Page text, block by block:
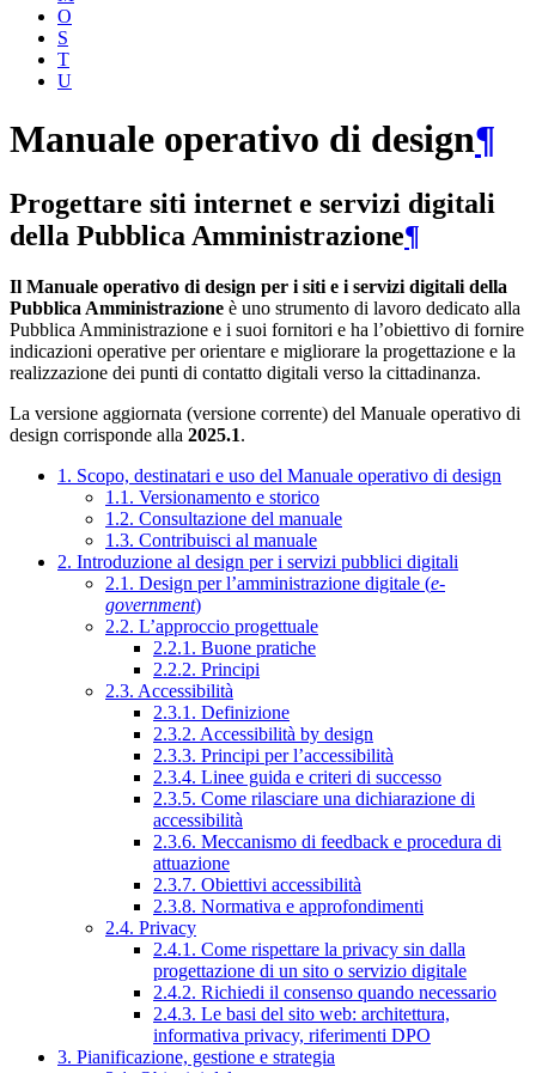
O
S
T
U
Manuale operativo di design¶
Progettare siti internet e servizi digitali
della Pubblica Amministrazione¶
Il Manuale operativo di design per i siti e i servizi digitali della
Pubblica Amministrazione è uno strumento di lavoro dedicato alla
Pubblica Amministrazione e i suoi fornitori e ha l’obiettivo di fornire
indicazioni operative per orientare e migliorare la progettazione e la
realizzazione dei punti di contatto digitali verso la cittadinanza.
La versione aggiornata (versione corrente) del Manuale operativo di
design corrisponde alla 2025.1.
1. Scopo, destinatari e uso del Manuale operativo di design
1.1. Versionamento e storico
1.2. Consultazione del manuale
1.3. Contribuisci al manuale
2. Introduzione al design per i servizi pubblici digitali
2.1. Design per l’amministrazione digitale (e-
government)
2.2. L’approccio progettuale
2.2.1. Buone pratiche
2.2.2. Principi
2.3. Accessibilità
2.3.1. Definizione
2.3.2. Accessibilità by design
2.3.3. Principi per l’accessibilità
2.3.4. Linee guida e criteri di successo
2.3.5. Come rilasciare una dichiarazione di
accessibilità
2.3.6. Meccanismo di feedback e procedura di
attuazione
2.3.7. Obiettivi accessibilità
2.3.8. Normativa e approfondimenti
2.4. Privacy
2.4.1. Come rispettare la privacy sin dalla
progettazione di un sito o servizio digitale
2.4.2. Richiedi il consenso quando necessario
2.4.3. Le basi del sito web: architettura,
informativa privacy, riferimenti DPO
3. Pianificazione, gestione e strategia